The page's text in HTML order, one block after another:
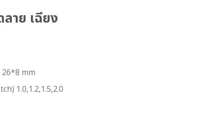
ลาย เฉียง
26*8 mm
1.0,1.2,1.5,2.0